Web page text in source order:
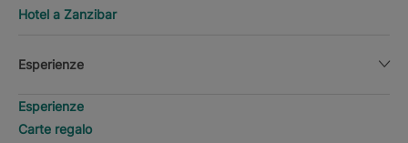
Hotel a Zanzibar
Esperienze
Esperienze
Carte regalo